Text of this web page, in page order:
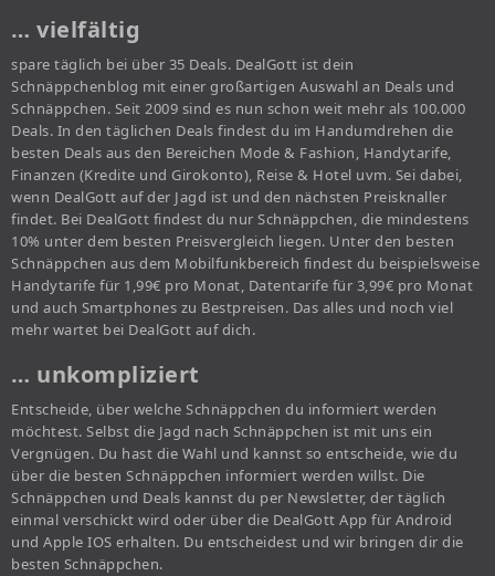
… vielfältig
spare täglich bei über 35 Deals. DealGott ist dein
Schnäppchenblog mit einer großartigen Auswahl an Deals und
Schnäppchen. Seit 2009 sind es nun schon weit mehr als 100.000
Deals. In den täglichen Deals findest du im Handumdrehen die
besten Deals aus den Bereichen Mode & Fashion, Handytarife,
Finanzen (Kredite und Girokonto), Reise & Hotel uvm. Sei dabei,
wenn DealGott auf der Jagd ist und den nächsten Preisknaller
findet. Bei DealGott findest du nur Schnäppchen, die mindestens
10% unter dem besten Preisvergleich liegen. Unter den besten
Schnäppchen aus dem Mobilfunkbereich findest du beispielsweise
Handytarife für 1,99€ pro Monat, Datentarife für 3,99€ pro Monat
und auch Smartphones zu Bestpreisen. Das alles und noch viel
mehr wartet bei DealGott auf dich.
… unkompliziert
Entscheide, über welche Schnäppchen du informiert werden
möchtest. Selbst die Jagd nach Schnäppchen ist mit uns ein
Vergnügen. Du hast die Wahl und kannst so entscheide, wie du
über die besten Schnäppchen informiert werden willst. Die
Schnäppchen und Deals kannst du per Newsletter, der täglich
einmal verschickt wird oder über die DealGott App für Android
und Apple IOS erhalten. Du entscheidest und wir bringen dir die
besten Schnäppchen.